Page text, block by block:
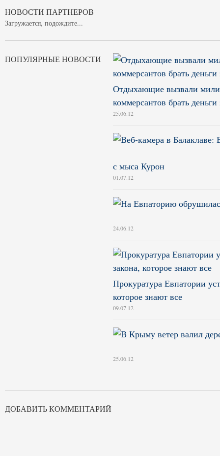
НОВОСТИ ПАРТНЕРОВ
Загружается, подождите...
ПОПУЛЯРНЫЕ НОВОСТИ
Отдыхающие вызвали
коммерсантов брать
25.06.12
с мыса Курон
01.07.12
24.06.12
Прокуратура Евпатории
которое знают все
09.07.12
25.06.12
ДОБАВИТЬ КОММЕНТАРИЙ